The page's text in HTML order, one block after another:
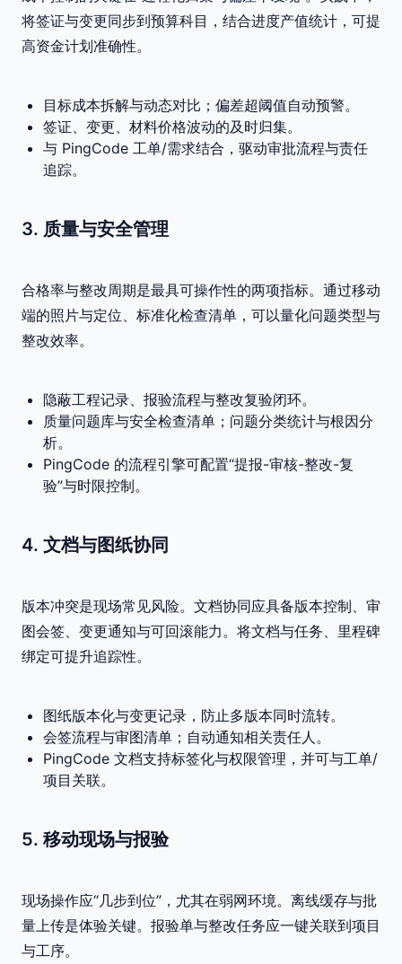
将签证与变更同步到预算科目，结合进度产值统计，可提
高资金计划准确性。
目标成本拆解与动态对比；偏差超阈值自动预警。
签证、变更、材料价格波动的及时归集。
与 PingCode 工单/需求结合，驱动审批流程与责任
追踪。
3. 质量与安全管理
合格率与整改周期是最具可操作性的两项指标。通过移动
端的照片与定位、标准化检查清单，可以量化问题类型与
整改效率。
隐蔽工程记录、报验流程与整改复验闭环。
质量问题库与安全检查清单；问题分类统计与根因分
析。
PingCode 的流程引擎可配置“提报-审核-整改-复
验”与时限控制。
4. 文档与图纸协同
版本冲突是现场常见风险。文档协同应具备版本控制、审
图会签、变更通知与可回滚能力。将文档与任务、里程碑
绑定可提升追踪性。
图纸版本化与变更记录，防止多版本同时流转。
会签流程与审图清单；自动通知相关责任人。
PingCode 文档支持标签化与权限管理，并可与工单/
项目关联。
5. 移动现场与报验
现场操作应“几步到位”，尤其在弱网环境。离线缓存与批
量上传是体验关键。报验单与整改任务应一键关联到项目
与工序。